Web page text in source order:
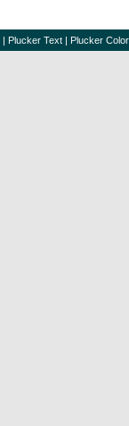
| Plucker Text | Plucker Color